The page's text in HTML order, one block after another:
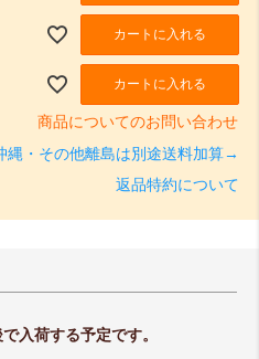
カートに入れる
カートに入れる
商品についてのお問い合わせ
縄・その他離島は別途送料加算→
返品特約について
入荷する予定です。